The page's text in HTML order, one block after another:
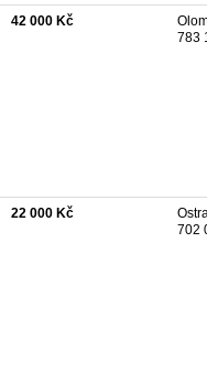
42 000 Kč
783
22 000 Kč
702